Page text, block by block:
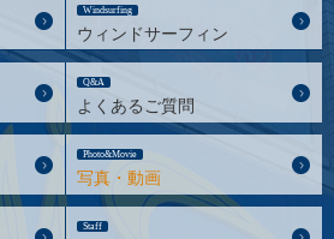
Windsurfing
ウィンドサーフィン
Q&A
よくあるご質問
Photo&Movie
写真・動画
Staff